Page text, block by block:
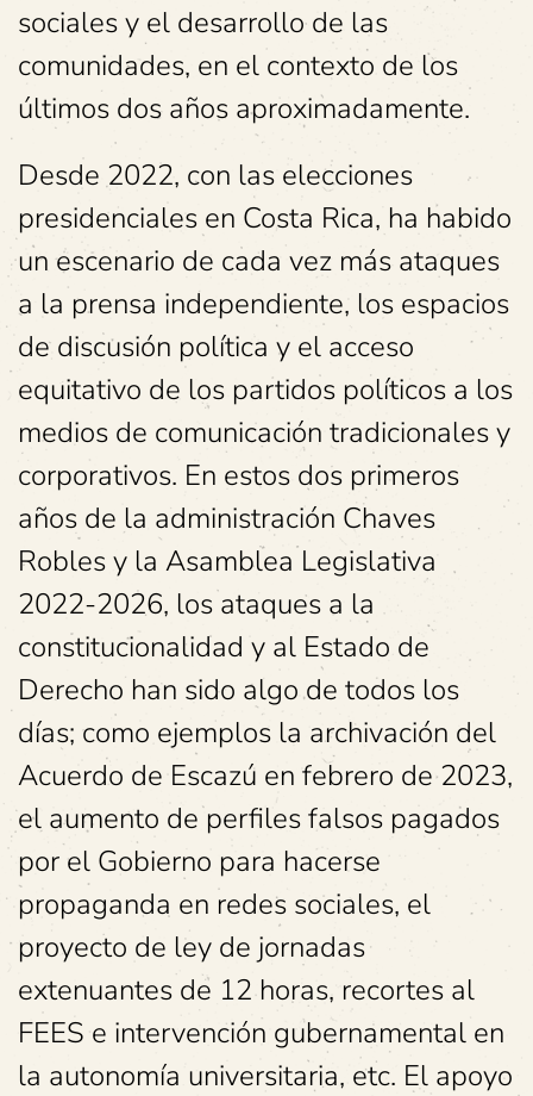
sociales y el desarrollo de las
comunidades, en el contexto de los
últimos dos años aproximadamente.
Desde 2022, con las elecciones
presidenciales en Costa Rica, ha habido
un escenario de cada vez más ataques
a la prensa independiente, los espacios
de discusión política y el acceso
equitativo de los partidos políticos a los
medios de comunicación tradicionales y
corporativos. En estos dos primeros
años de la administración Chaves
Robles y la Asamblea Legislativa
2022-2026, los ataques a la
constitucionalidad y al Estado de
Derecho han sido algo de todos los
días; como ejemplos la archivación del
Acuerdo de Escazú en febrero de 2023,
el aumento de perfiles falsos pagados
por el Gobierno para hacerse
propaganda en redes sociales, el
proyecto de ley de jornadas
extenuantes de 12 horas, recortes al
FEES e intervención gubernamental en
la autonomía universitaria, etc. El apoyo